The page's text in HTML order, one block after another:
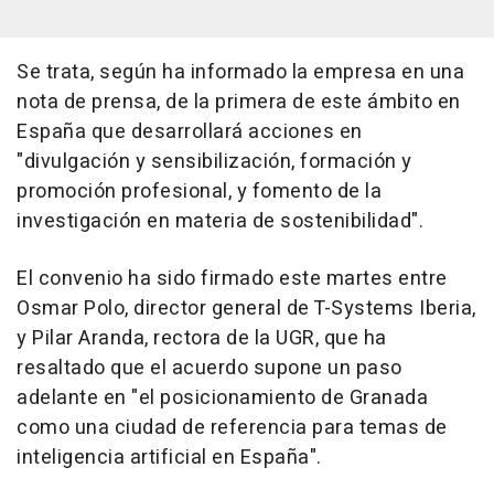
Se trata, según ha informado la empresa en una
nota de prensa, de la primera de este ámbito en
España que desarrollará acciones en
"divulgación y sensibilización, formación y
promoción profesional, y fomento de la
investigación en materia de sostenibilidad".
El convenio ha sido firmado este martes entre
Osmar Polo, director general de T-Systems Iberia,
y Pilar Aranda, rectora de la UGR, que ha
resaltado que el acuerdo supone un paso
adelante en "el posicionamiento de Granada
como una ciudad de referencia para temas de
inteligencia artificial en España".